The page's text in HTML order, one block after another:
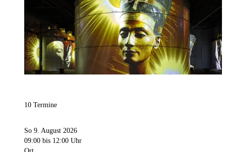
Kategorie
Ausstellung
10 Termine
So 9. August 2026
09:00 bis 12:00 Uhr